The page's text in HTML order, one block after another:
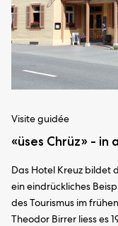
Visite guidée
«üses Chrüz» - in
Das Hotel Kreuz bildet
ein eindrückliches
des Tourismus im
Theodor Birrer liess es